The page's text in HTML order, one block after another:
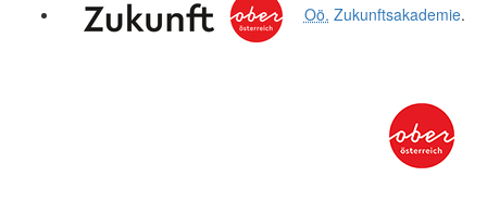
Oö. Zukunftsakademie.